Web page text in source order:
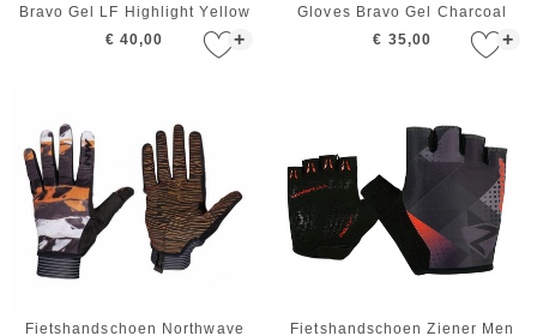
+
Bravo Gel LF Highlight Yellow
€ 40,00
+
Gloves Bravo Gel Charcoal
€ 35,00
Fietshandschoen Northwave Fietshandschoen Ziener Men